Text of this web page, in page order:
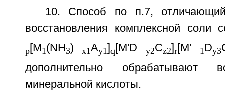
10. Способ по п.7,
восстановления комплексной соли
p[M1(NH3) x1Aу1]q [M'D у2Cz2]r[M' 1Dу3
дополнительно обрабатывают
минеральной кислоты.